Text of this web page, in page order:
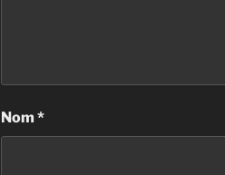
Nom *